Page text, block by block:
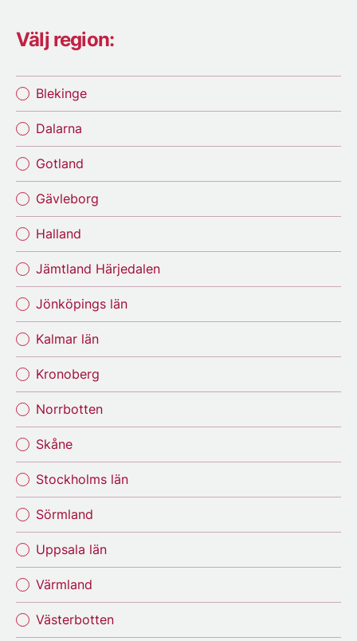
Välj region:
Blekinge
Dalarna
Gotland
Gävleborg
Halland
Jämtland Härjedalen
Jönköpings län
Kalmar län
Kronoberg
Norrbotten
Skåne
Stockholms län
Sörmland
Uppsala län
Värmland
Västerbotten